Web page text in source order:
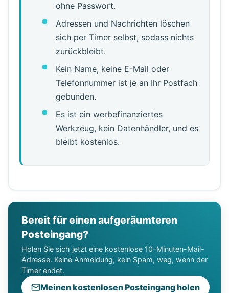
ohne Passwort.
Adressen und Nachrichten löschen
sich per Timer selbst, sodass nichts
zurückbleibt.
Kein Name, keine E-Mail oder
Telefonnummer ist je an Ihr Postfach
gebunden.
Es ist ein werbefinanziertes
Werkzeug, kein Datenhändler, und es
bleibt kostenlos.
Bereit für einen aufgeräumteren
Posteingang?
Holen Sie sich jetzt eine kostenlose 10-Minuten-Mail-
Adresse. Keine Anmeldung, kein Spam, weg, wenn der
Timer endet.
Meinen kostenlosen Posteingang holen